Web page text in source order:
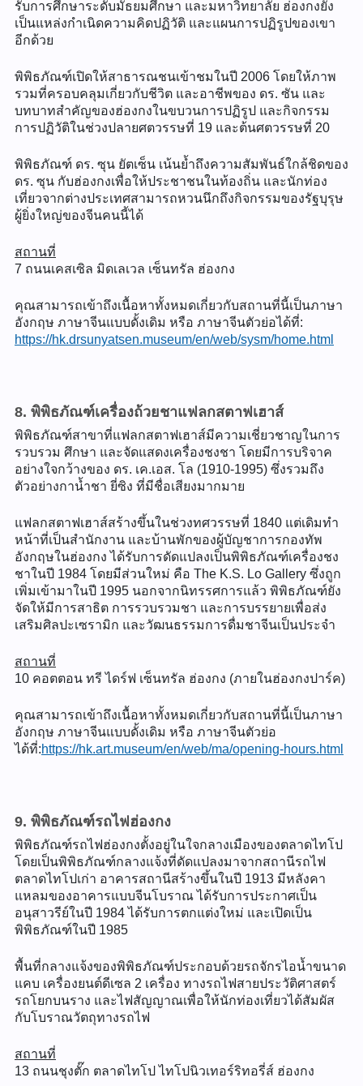
รับการศึกษาระดับมัธยมศึกษา และมหาวิทยาลัย ฮ่องกงยัง
เป็นแหล่งกำเนิดความคิดปฏิวัติ และแผนการปฏิรูปของเขา
อีกด้วย
พิพิธภัณฑ์เปิดให้สาธารณชนเข้าชมในปี 2006 โดยให้ภาพ
รวมที่ครอบคลุมเกี่ยวกับชีวิต และอาชีพของ ดร. ซัน และ
บทบาทสำคัญของฮ่องกงในขบวนการปฏิรูป และกิจกรรม
การปฏิวัติในช่วงปลายศตวรรษที่ 19 และต้นศตวรรษที่ 20
พิพิธภัณฑ์ ดร. ซุน ยัตเซ็น เน้นย้ำถึงความสัมพันธ์ใกล้ชิดของ
ดร. ซุน กับฮ่องกงเพื่อให้ประชาชนในท้องถิ่น และนักท่อง
เที่ยวจากต่างประเทศสามารถหวนนึกถึงกิจกรรมของรัฐบุรุษ
ผู้ยิ่งใหญ่ของจีนคนนี้ได้
สถานที่
7 ถนนเคสเซิล มิดเลเวล เซ็นทรัล ฮ่องกง
คุณสามารถเข้าถึงเนื้อหาทั้งหมดเกี่ยวกับสถานที่นี้เป็นภาษา
อังกฤษ ภาษาจีนแบบดั้งเดิม หรือ ภาษาจีนตัวย่อได้ที่:
https://hk.drsunyatsen.museum/en/web/sysm/home.html
8. พิพิธภัณฑ์เครื่องถ้วยชาแฟลกสตาฟเฮาส์
พิพิธภัณฑ์สาขาที่แฟลกสตาฟเฮาส์มีความเชี่ยวชาญในการ
รวบรวม ศึกษา และจัดแสดงเครื่องชงชา โดยมีการบริจาค
อย่างใจกว้างของ ดร. เค.เอส. โล (1910-1995) ซึ่งรวมถึง
ตัวอย่างกาน้ำชา ยี่ซิง ที่มีชื่อเสียงมากมาย
แฟลกสตาฟเฮาส์สร้างขึ้นในช่วงทศวรรษที่ 1840 แต่เดิมทำ
หน้าที่เป็นสำนักงาน และบ้านพักของผู้บัญชาการกองทัพ
อังกฤษในฮ่องกง ได้รับการดัดแปลงเป็นพิพิธภัณฑ์เครื่องชง
ชาในปี 1984 โดยมีส่วนใหม่ คือ The K.S. Lo Gallery ซึ่งถูก
เพิ่มเข้ามาในปี 1995 นอกจากนิทรรศการแล้ว พิพิธภัณฑ์ยัง
จัดให้มีการสาธิต การรวบรวมชา และการบรรยายเพื่อส่ง
เสริมศิลปะเซรามิก และวัฒนธรรมการดื่มชาจีนเป็นประจำ
สถานที่
10 คอตตอน ทรี ไดร์ฟ เซ็นทรัล ฮ่องกง (ภายในฮ่องกงปาร์ค)
คุณสามารถเข้าถึงเนื้อหาทั้งหมดเกี่ยวกับสถานที่นี้เป็นภาษา
อังกฤษ ภาษาจีนแบบดั้งเดิม หรือ ภาษาจีนตัวย่อ
ได้ที่:https://hk.art.museum/en/web/ma/opening-hours.html
9. พิพิธภัณฑ์รถไฟฮ่องกง
พิพิธภัณฑ์รถไฟฮ่องกงตั้งอยู่ในใจกลางเมืองของตลาดไทโป
โดยเป็นพิพิธภัณฑ์กลางแจ้งที่ดัดแปลงมาจากสถานีรถไฟ
ตลาดไทโปเก่า อาคารสถานีสร้างขึ้นในปี 1913 มีหลังคา
แหลมของอาคารแบบจีนโบราณ ได้รับการประกาศเป็น
อนุสาวรีย์ในปี 1984 ได้รับการตกแต่งใหม่ และเปิดเป็น
พิพิธภัณฑ์ในปี 1985
พื้นที่กลางแจ้งของพิพิธภัณฑ์ประกอบด้วยรถจักรไอน้ำขนาด
แคบ เครื่องยนต์ดีเซล 2 เครื่อง ทางรถไฟสายประวัติศาสตร์
รถโยกบนราง และไฟสัญญาณเพื่อให้นักท่องเที่ยวได้สัมผัส
กับโบราณวัตถุทางรถไฟ
สถานที่
13 ถนนชุงตั๊ก ตลาดไทโป ไทโปนิวเทอร์ริทอรี่ส์ ฮ่องกง